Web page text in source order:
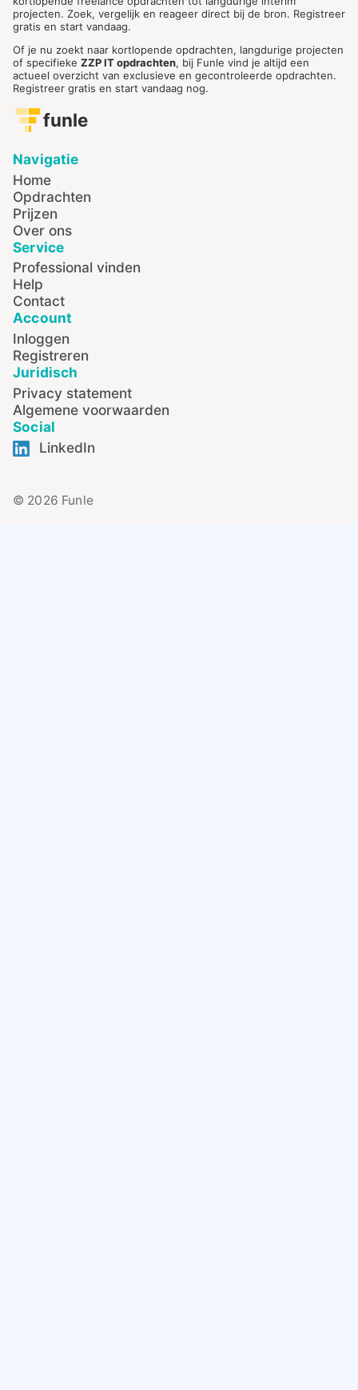
projecten. Zoek, vergelijk en reageer direct bij de bron. Registreer
gratis en start vandaag.
Of je nu zoekt naar kortlopende opdrachten, langdurige projecten
of specifieke ZZP IT opdrachten, bij Funle vind je altijd een
actueel overzicht van exclusieve en gecontroleerde opdrachten.
Registreer gratis en start vandaag nog.
funle
Navigatie
Home
Opdrachten
Prijzen
Over ons
Service
Professional vinden
Help
Contact
Account
Inloggen
Registreren
Juridisch
Privacy statement
Algemene voorwaarden
Social
LinkedIn
© 2026 Funle